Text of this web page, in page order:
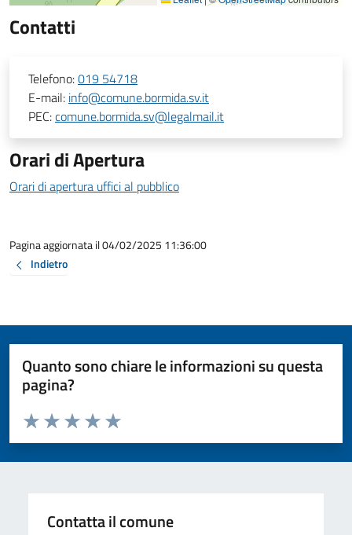
Contatti
Telefono:019 54718
E-mail: info@comune.bormida.sv.it
PEC:comune.bormida.sv@legalmail.it
Orari di Apertura
Orari di apertura uffici al pubblico
Pagina aggiornata il 04/02/2025 11:36:00
Indietro
Quanto sono chiare le informazioni su questa
pagina?
Valuta da 1 a 5 stelle la pagina
Valuta 5 stelle su 5
Valuta 4 stelle su 5
Valuta 3 stelle su 5
Valuta 2 stelle su 5
Valuta 1 stelle su 5
Contatta il comune